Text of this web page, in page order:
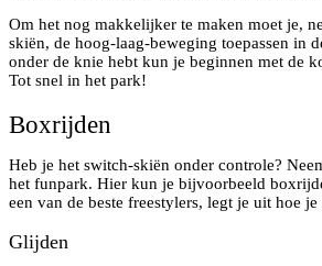
Om het nog makkelijker te maken moet je,
skiën, de hoog-laag-beweging toepassen in
onder de knie hebt kun je beginnen met de
Tot snel in het park!
Boxrijden
Heb je het switch-skiën onder controle?
het funpark. Hier kun je bijvoorbeeld
een van de beste freestylers, legt je uit hoe je
Glijden